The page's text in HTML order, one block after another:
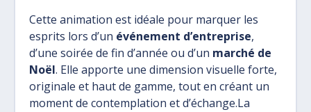
Cette animation est idéale pour marquer les
esprits lors d’un événement d’entreprise,
d’une soirée de fin d’année ou d’un marché de
Noël. Elle apporte une dimension visuelle forte,
originale et haut de gamme, tout en créant un
moment de contemplation et d’échange.La